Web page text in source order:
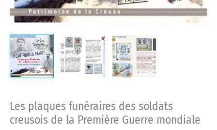
Les plaques funéraires des soldats
creusois de la Première Guerre mondiale